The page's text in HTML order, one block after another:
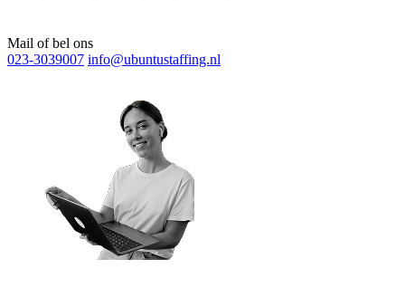
Mail of bel ons
023-3039007 info@ubuntustaffing.nl